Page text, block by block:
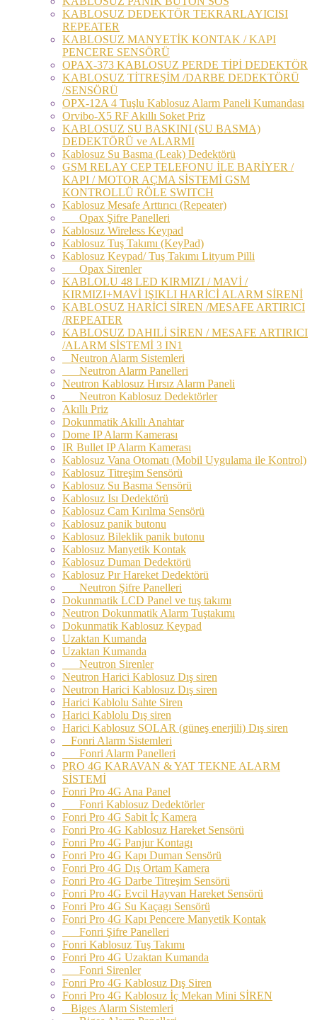
KABLOSUZ DEDEKTÖR TEKRARLAYICISI
REPEATER
KABLOSUZ MANYETİK KONTAK / KAPI
PENCERE SENSÖRÜ
OPAX-373 KABLOSUZ PERDE TİPİ DEDEKTÖR
KABLOSUZ TİTREŞİM /DARBE DEDEKTÖRÜ
/SENSÖRÜ
OPX-12A 4 Tuşlu Kablosuz Alarm Paneli Kumandası
Orvibo-X5 RF Akıllı Soket Priz
KABLOSUZ SU BASKINI (SU BASMA)
DEDEKTÖRÜ ve ALARMI
Kablosuz Su Basma (Leak) Dedektörü
GSM RELAY CEP TELEFONU İLE BARİYER /
KAPI / MOTOR AÇMA SİSTEMİ GSM
KONTROLLÜ RÖLE SWITCH
Kablosuz Mesafe Arttırıcı (Repeater)
Opax Şifre Panelleri
Kablosuz Wireless Keypad
Kablosuz Tuş Takımı (KeyPad)
Kablosuz Keypad/ Tuş Takımı Lityum Pilli
Opax Sirenler
KABLOLU 48 LED KIRMIZI / MAVİ /
KIRMIZI+MAVİ IŞIKLI HARİCİ ALARM SİRENİ
KABLOSUZ HARİCİ SİREN /MESAFE ARTIRICI
/REPEATER
KABLOSUZ DAHILİ SİREN / MESAFE ARTIRICI
/ALARM SİSTEMİ 3 IN1
Neutron Alarm Sistemleri
Neutron Alarm Panelleri
Neutron Kablosuz Hırsız Alarm Paneli
Neutron Kablosuz Dedektörler
Akıllı Priz
Dokunmatik Akıllı Anahtar
Dome IP Alarm Kamerası
IR Bullet IP Alarm Kamerası
Kablosuz Vana Otomatı (Mobil Uygulama ile Kontrol)
Kablosuz Titreşim Sensörü
Kablosuz Su Basma Sensörü
Kablosuz Isı Dedektörü
Kablosuz Cam Kırılma Sensörü
Kablosuz panik butonu
Kablosuz Bileklik panik butonu
Kablosuz Manyetik Kontak
Kablosuz Duman Dedektörü
Kablosuz Pır Hareket Dedektörü
Neutron Şifre Panelleri
Dokunmatik LCD Panel ve tuş takımı
Neutron Dokunmatik Alarm Tuştakımı
Dokunmatik Kablosuz Keypad
Uzaktan Kumanda
Uzaktan Kumanda
Neutron Sirenler
Neutron Harici Kablosuz Dış siren
Neutron Harici Kablosuz Dış siren
Harici Kablolu Sahte Siren
Harici Kablolu Dış siren
Harici Kablosuz SOLAR (güneş enerjili) Dış siren
Fonri Alarm Sistemleri
Fonri Alarm Panelleri
PRO 4G KARAVAN & YAT TEKNE ALARM
SİSTEMİ
Fonri Pro 4G Ana Panel
Fonri Kablosuz Dedektörler
Fonri Pro 4G Sabit İç Kamera
Fonri Pro 4G Kablosuz Hareket Sensörü
Fonri Pro 4G Panjur Kontagı
Fonri Pro 4G Kapı Duman Sensörü
Fonri Pro 4G Dış Ortam Kamera
Fonri Pro 4G Darbe Titreşim Sensörü
Fonri Pro 4G Evcil Hayvan Hareket Sensörü
Fonri Pro 4G Su Kaçagı Sensörü
Fonri Pro 4G Kapı Pencere Manyetik Kontak
Fonri Şifre Panelleri
Fonri Kablosuz Tuş Takımı
Fonri Pro 4G Uzaktan Kumanda
Fonri Sirenler
Fonri Pro 4G Kablosuz Dış Siren
Fonri Pro 4G Kablosuz İç Mekan Mini SİREN
Biges Alarm Sistemleri